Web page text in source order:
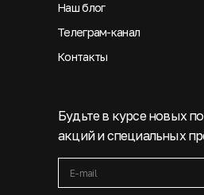
Будьте в курсе новых
акций и специальных
Наш блог
Телеграм-канал
Контакты